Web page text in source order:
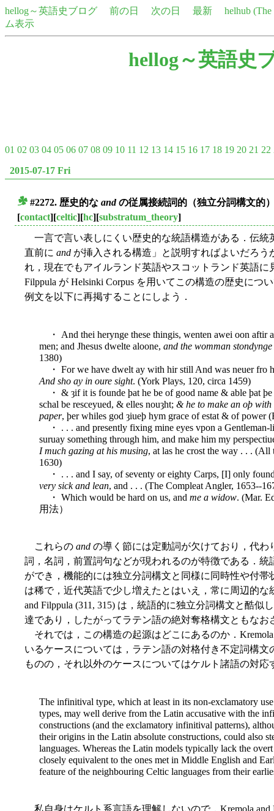
hellog～英語史ブログ 前の日 次の日 最新
helhub
ム表示
hellog～英語史
01 02 03 04 05 06 07 08 09 10 11 12 13 14 15 16 17 18 19 20 21 22
2015-07-17 Fri
#2272. 歴史的な andの従属接続詞的（独立分詞構文的
[contact][celtic][hc][substratum_theory]
一言で言い表しにくい歴史的な統語構造がある．伝統
直前に and が挿入される構造」と説明すればよいだろ
れ，現在でもアイルランド英語やスコットランド英語に
Filppula が Helsinki Corpus を用いてこの構造の歴史につ
例文を以下に再掲することにしよう．
・ And thei herynge these thingis, wenten awei oon aftir
men; and Jhesus dwelte aloone, and the womman
1380)
・ For we have dwelt ay with hir still And was neuer fro
And sho ay in oure sight. (York Plays, 120, circa 1459)
・ & ȝif it is founde þat he be of good name & able þat
schal be resceyued, & elles nouȝht; & he to make an oþ
paper, þer whiles god ȝiueþ hym grace of estat & of power
・ . . . and presently fixing mine eyes vpon a
suruay something through him, and make him my
I much gazing at his musing, at las he crost the way . . . (All
1630)
・ . . . and I say, of seventy or eighty Carps, [I] only
very sick and lean, and . . . (The Compleat Angler, 1653--
・ Which would be hard on us, and me a widow. (Mar.
用法）
これらの and の導く節には定動詞が欠けており，代
詞，名詞，前置詞句などが現われるのが特徴である．
ができ，機能的には独立分詞構文と同様に同時性や付
は稀で，近代英語で少し増えたとはいえ，常に周辺的な
and Filppula (311, 315) は，統語的に独立分詞構文と酷
達であり，したがってラテン語の絶対奪格構文ともなお
それでは，この構造の起源はどこにあるのか．
いるケースについては，ラテン語の対格付き不定詞構
ものの，それ以外のケースについてはケルト諸語の対
The infinitival type, which at least in its non-exclamatory
types, may well derive from the Latin accusative with the
constructions (and the exclamatory infinitival patterns),
their origins in the Latin absolute constructions, could also
languages. Whereas the Latin models typically lack the
closely equivalent to the ones met in Middle English and
feature of the neighbouring Celtic languages from their
私自身はケルト系言語を理解しないので，Kremola and